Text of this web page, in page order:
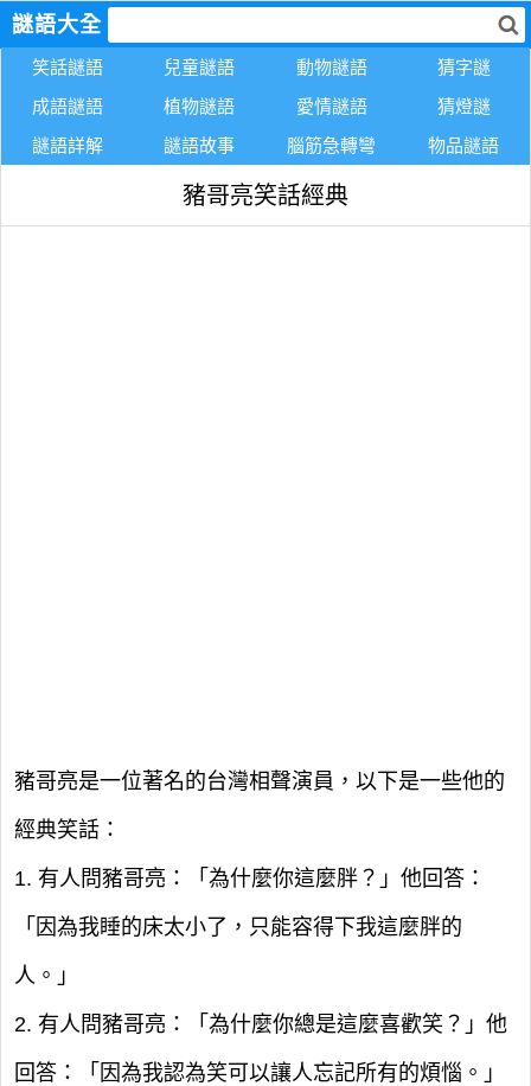
謎語大全
笑話謎語 兒童謎語 動物謎語
猜字謎
成語謎語
植物謎語 愛情謎語
猜燈謎
謎語詳解
謎語故事 腦筋急轉彎 物品謎語
豬哥亮笑話經典
豬哥亮是一位著名的台灣相聲演員，以下是一些他的
經典笑話：
1. 有人問豬哥亮：「為什麼你這麼胖？」他回答：
「因為我睡的床太小了，只能容得下我這麼胖的
人。」
2. 有人問豬哥亮：「為什麼你總是這麼喜歡笑？」他
回答：「因為我認為笑可以讓人忘記所有的煩惱。」